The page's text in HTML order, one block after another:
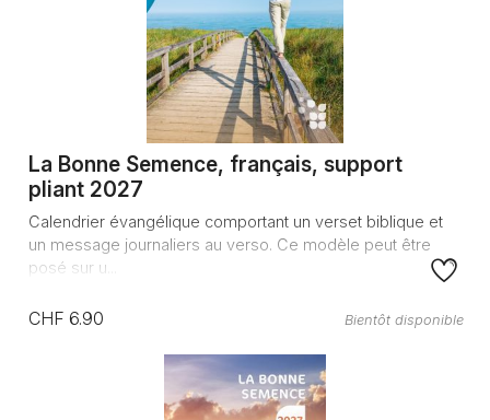
La Bonne Semence, français, support
pliant 2027
Calendrier évangélique comportant un verset biblique et
un message journaliers au verso. Ce modèle peut être
posé sur u...
CHF 6.90 Bientôt disponible